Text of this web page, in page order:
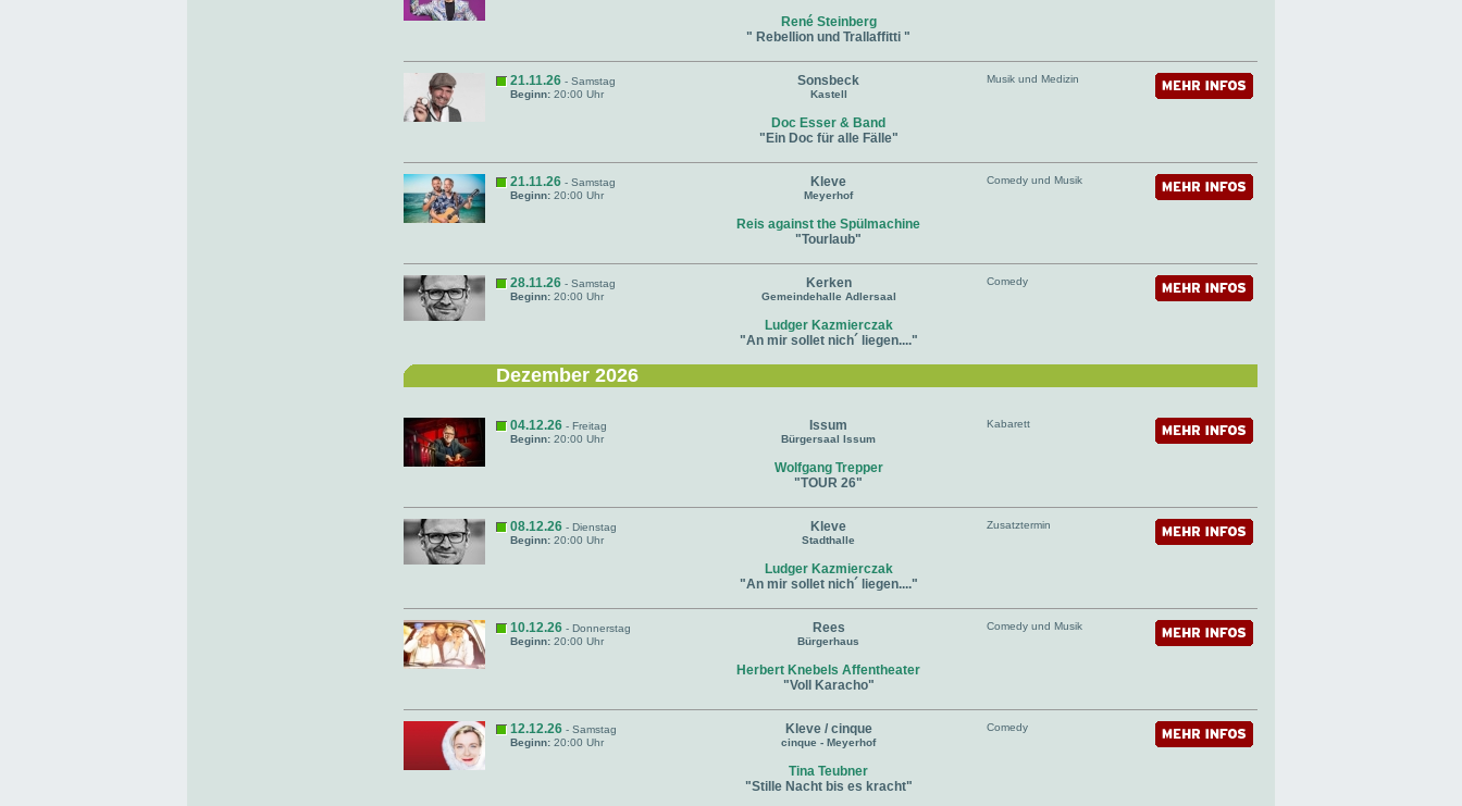
René Steinberg
" Rebellion und Trallaffitti "
21.11.26 - Samstag
Beginn: 20:00 Uhr
Sonsbeck
Kastell
Doc Esser & Band
"Ein Doc für alle Fälle"
Musik und Medizin
21.11.26 - Samstag
Beginn: 20:00 Uhr
Kleve
Meyerhof
Reis against the Spülmachine
"Tourlaub"
Comedy und Musik
28.11.26 - Samstag
Beginn: 20:00 Uhr
Kerken
Gemeindehalle Adlersaal
Ludger Kazmierczak
"An mir sollet nich´ liegen...."
Comedy
Dezember 2026
04.12.26 - Freitag
Beginn: 20:00 Uhr
Issum
Bürgersaal Issum
Wolfgang Trepper
"TOUR 26"
Kabarett
08.12.26 - Dienstag
Beginn: 20:00 Uhr
Kleve
Stadthalle
Ludger Kazmierczak
"An mir sollet nich´ liegen...."
Zusatztermin
10.12.26 - Donnerstag
Beginn: 20:00 Uhr
Rees
Bürgerhaus
Herbert Knebels Affentheater
"Voll Karacho"
Comedy und Musik
12.12.26 - Samstag
Beginn: 20:00 Uhr
Kleve / cinque
cinque - Meyerhof
Tina Teubner
"Stille Nacht bis es kracht"
Comedy